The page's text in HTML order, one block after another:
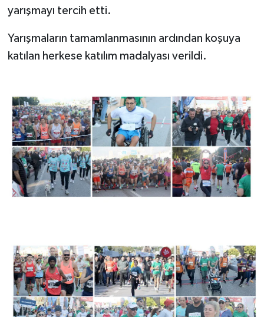
yarışmayı tercih etti.
Yarışmaların tamamlanmasının ardından koşuya
katılan herkese katılım madalyası verildi.